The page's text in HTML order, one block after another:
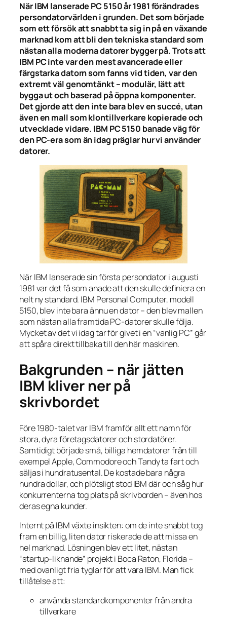
När IBM lanserade PC 5150 år 1981 förändrades
persondatorvärlden i grunden. Det som började
som ett försök att snabbt ta sig in på en växande
marknad kom att bli den tekniska standard som
nästan alla moderna datorer bygger på. Trots att
IBM PC inte var den mest avancerade eller
färgstarka datorn som fanns vid tiden, var den
extremt väl genomtänkt – modulär, lätt att
bygga ut och baserad på öppna komponenter.
Det gjorde att den inte bara blev en succé, utan
även en mall som klontillverkare kopierade och
utvecklade vidare. IBM PC 5150 banade väg för
den PC-era som än idag präglar hur vi använder
datorer.
När IBM lanserade sin första persondator i augusti
1981 var det få som anade att den skulle definiera en
helt ny standard. IBM Personal Computer, modell
5150, blev inte bara ännu en dator – den blev mallen
som nästan alla framtida PC-datorer skulle följa.
Mycket av det vi idag tar för givet i en “vanlig PC” går
att spåra direkt tillbaka till den här maskinen.
Bakgrunden – när jätten
IBM kliver ner på
skrivbordet
Före 1980-talet var IBM framför allt ett namn för
stora, dyra företagsdatorer och stordatörer.
Samtidigt började små, billiga hemdatorer från till
exempel Apple, Commodore och Tandy ta fart och
säljas i hundratusental. De kostade bara några
hundra dollar, och plötsligt stod IBM där och såg hur
konkurrenterna tog plats på skrivborden – även hos
deras egna kunder.
Internt på IBM växte insikten: om de inte snabbt tog
fram en billig, liten dator riskerade de att missa en
hel marknad. Lösningen blev ett litet, nästan
“startup-liknande” projekt i Boca Raton, Florida –
med ovanligt fria tyglar för att vara IBM. Man fick
tillåtelse att:
använda standardkomponenter från andra
tillverkare